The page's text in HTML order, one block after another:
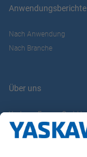
Anwendungsberichte
Nach Anwendung
Nach Branche
Über uns
Yaskawa Europe GmbH
Karriere